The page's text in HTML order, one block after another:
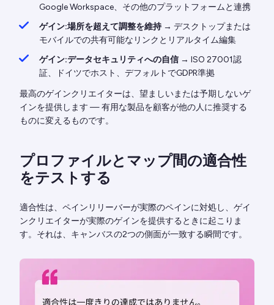
Google Workspace、その他のプラットフォームと連携
ゲイン:場所を超えて調整を維持 → デスクトップまたは
モバイルでの共有可能なリンクとリアルタイム編集
ゲイン:データセキュリティへの自信 → ISO 27001認
証、ドイツでホスト、デフォルトでGDPR準拠
最高のゲインクリエイターは、望ましいまたは予期しないゲ
インを提供します — 有用な製品を顧客が他の人に推奨する
ものに変えるものです。
プロファイルとマップ間の適合性
をテストする
適合性は、ペインリリーバーが実際のペインに対処し、ゲイ
ンクリエイターが実際のゲインを提供するときに起こりま
す。それは、キャンバスの2つの側面が一致する瞬間です。